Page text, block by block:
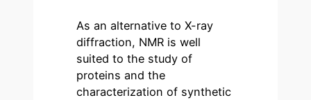
As an alternative to X-ray
diffraction, NMR is well
suited to the study of
proteins and the
characterization of synthetic